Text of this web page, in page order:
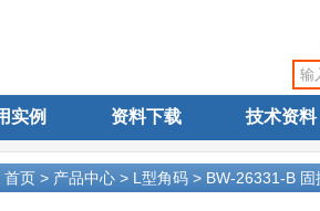
实例 资料下载 技术资料
首页 > 产品中心 > L型角码 > BW-26331-B